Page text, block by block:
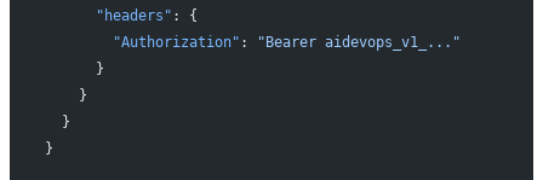
      "headers"
: {
        "Authorization"
:
"Bearer aidevops_v1_..."
      }
    }
  }
}